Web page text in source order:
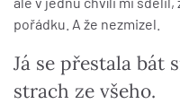
pořádku. A že nezmizel.
Já se přestala bát
strach ze všeho.